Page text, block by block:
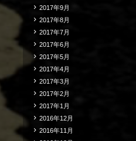
2017年9月
2017年8月
2017年7月
2017年6月
2017年5月
2017年4月
2017年3月
2017年2月
2017年1月
2016年12月
2016年11月